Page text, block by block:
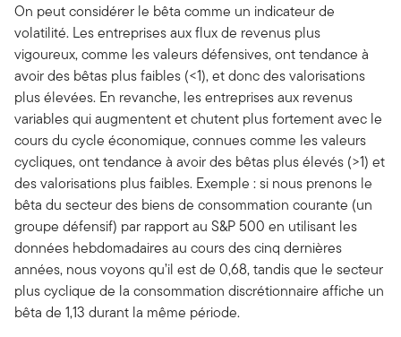
On peut considérer le bêta comme un indicateur de
volatilité. Les entreprises aux flux de revenus plus
vigoureux, comme les valeurs défensives, ont tendance à
avoir des bêtas plus faibles (<1), et donc des valorisations
plus élevées. En revanche, les entreprises aux revenus
variables qui augmentent et chutent plus fortement avec le
cours du cycle économique, connues comme les valeurs
cycliques, ont tendance à avoir des bêtas plus élevés (>1) et
des valorisations plus faibles. Exemple : si nous prenons le
bêta du secteur des biens de consommation courante (un
groupe défensif) par rapport au S&P 500 en utilisant les
données hebdomadaires au cours des cinq dernières
années, nous voyons qu’il est de 0,68, tandis que le secteur
plus cyclique de la consommation discrétionnaire affiche un
bêta de 1,13 durant la même période.